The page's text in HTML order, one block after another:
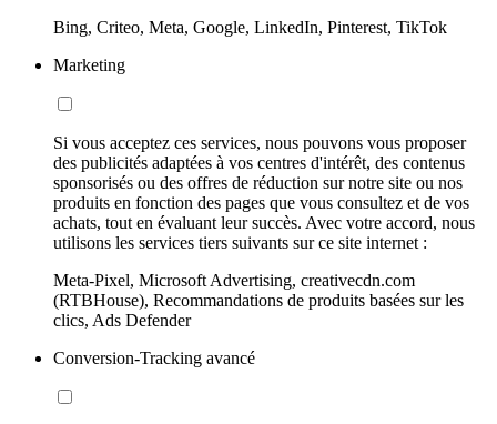
Bing, Criteo, Meta, Google, LinkedIn, Pinterest, TikTok
Marketing
Si vous acceptez ces services, nous pouvons vous proposer
des publicités adaptées à vos centres d'intérêt, des contenus
sponsorisés ou des offres de réduction sur notre site ou nos
produits en fonction des pages que vous consultez et de vos
achats, tout en évaluant leur succès. Avec votre accord, nous
utilisons les services tiers suivants sur ce site internet :
Meta-Pixel, Microsoft Advertising, creativecdn.com
(RTBHouse), Recommandations de produits basées sur les
clics, Ads Defender
Conversion-Tracking avancé